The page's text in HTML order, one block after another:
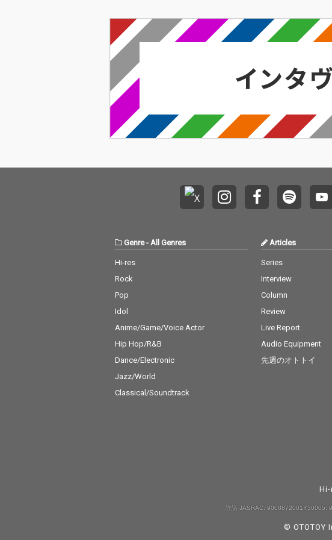
Genre- All Genres
Hi-res
Rock
Pop
Idol
Anime/Game/Voice Actor
Hip Hop/R&B
Dance/Electronic
Jazz/World
Classical/Soundtrack
Articles
Series
Interview
Column
Review
Live Report
Audio Equipment
先週のオトトイ
許諾 JASRAC: 9008872001Y30005,
© OTOTOY